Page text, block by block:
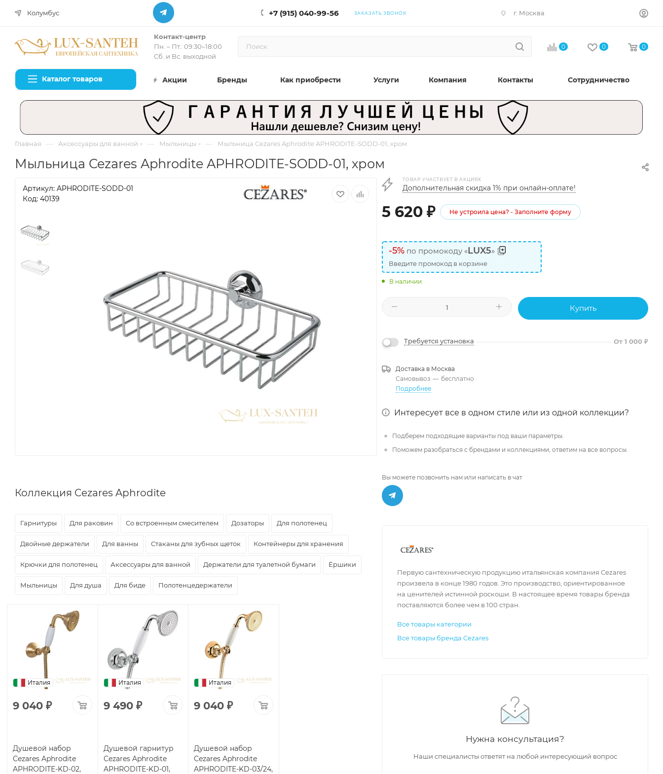
Колумбус +7 (915) 040-99-56 ЗАКАЗАТЬ ЗВОНОК г. Москва
Контакт-центр
Пн. – Пт.: 09:30–18:00
Сб. и Вс. выходной
0 0 0
Каталог товаров Акции Бренды Как приобрести Услуги Компания Контакты Сотрудничество
Главная — Аксессуары для ванной — Мыльницы — Мыльница Cezares Aphrodite APHRODITE-SODD-01, хром
Мыльница Cezares Aphrodite APHRODITE-SODD-01, хром
Артикул: APHRODITE-SODD-01
Код: 40139
Коллекция Cezares Aphrodite
Гарнитуры Для раковин Со встроенным смесителем Дозаторы Для полотенец
Двойные держатели Для ванны Стаканы для зубных щеток Контейнеры для хранения
Крючки для полотенец Аксессуары для ванной Держатели для туалетной бумаги Ёршики
Мыльницы Для душа Для биде Полотенцедержатели
Италия
9 040 ₽
Душевой набор
Cezares Aphrodite
APHRODITE-KD-02,
Италия
9 490₽
Душевой гарнитур
Cezares Aphrodite
APHRODITE-KD-01,
Италия
9 040 ₽
Душевой набор
Cezares Aphrodite
APHRODITE-KD-03/24,
ТОВАР УЧАСТВУЕТ В АКЦИЯХ
Дополнительная скидка 1% при онлайн-оплате!
5 620 ₽ Не устроила цена? - Заполните форму
-5% по промокоду «LUX5»
Введите промокод в корзине
В наличии
Купить
Требуется установка От 1 000 ₽
Доставка в Москва
Самовывоз — бесплатно
Подробнее
Интересует все в одном стиле или из одной коллекции?
Подберем подходящие варианты под ваши параметры.
Поможем разобраться с брендами и коллекциями, ответим на все вопросы.
Вы можете позвонить нам или написать в чат
Первую сантехническую продукцию итальянская компания Cezares
произвела в конце 1980 годов. Это производство, ориентированное
на ценителей истинной роскоши. В настоящее время товары бренда
поставляются более чем в 100 стран.
Все товары категории
Все товары бренда Cezares
Нужна консультация?
Наши специалисты ответят на любой интересующий вопрос